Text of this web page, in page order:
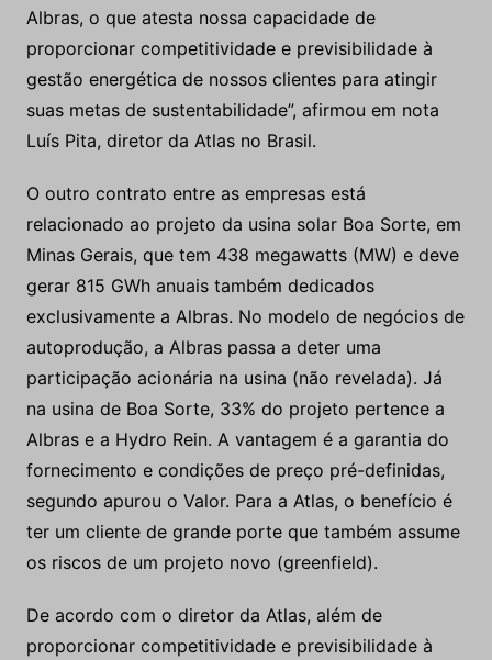
Albras, o que atesta nossa capacidade de
proporcionar competitividade e previsibilidade à
gestão energética de nossos clientes para atingir
suas metas de sustentabilidade”, afirmou em nota
Luís Pita, diretor da Atlas no Brasil.
O outro contrato entre as empresas está
relacionado ao projeto da usina solar Boa Sorte, em
Minas Gerais, que tem 438 megawatts (MW) e deve
gerar 815 GWh anuais também dedicados
exclusivamente a Albras. No modelo de negócios de
autoprodução, a Albras passa a deter uma
participação acionária na usina (não revelada). Já
na usina de Boa Sorte, 33% do projeto pertence a
Albras e a Hydro Rein. A vantagem é a garantia do
fornecimento e condições de preço pré-definidas,
segundo apurou o Valor. Para a Atlas, o benefício é
ter um cliente de grande porte que também assume
os riscos de um projeto novo (greenfield).
De acordo com o diretor da Atlas, além de
proporcionar competitividade e previsibilidade à